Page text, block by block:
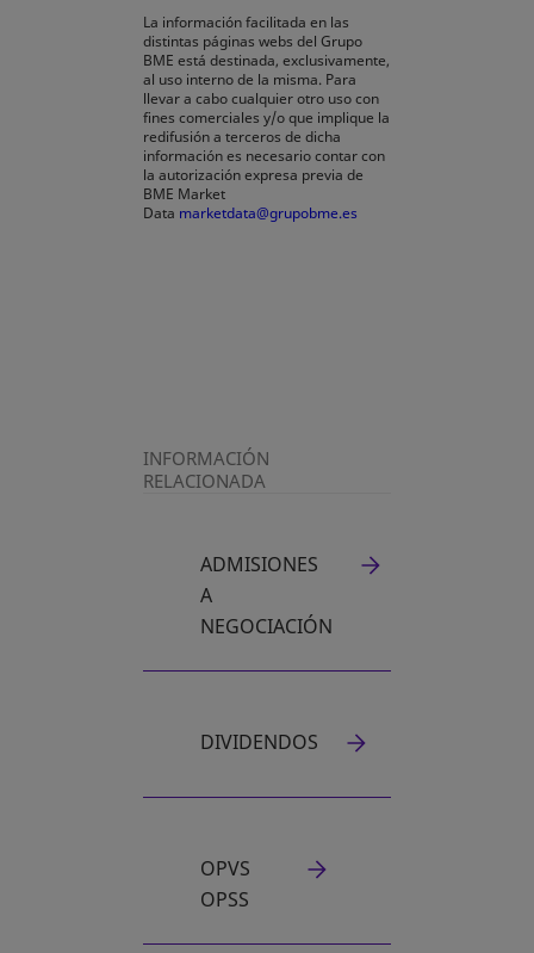
La información facilitada en las
distintas páginas webs del Grupo
BME está destinada, exclusivamente,
al uso interno de la misma. Para
llevar a cabo cualquier otro uso con
fines comerciales y/o que implique la
redifusión a terceros de dicha
información es necesario contar con
la autorización expresa previa de
BME Market
Data marketdata@grupobme.es
INFORMACIÓN
RELACIONADA
ADMISIONES
A
NEGOCIACIÓN
DIVIDENDOS
OPVS
OPSS